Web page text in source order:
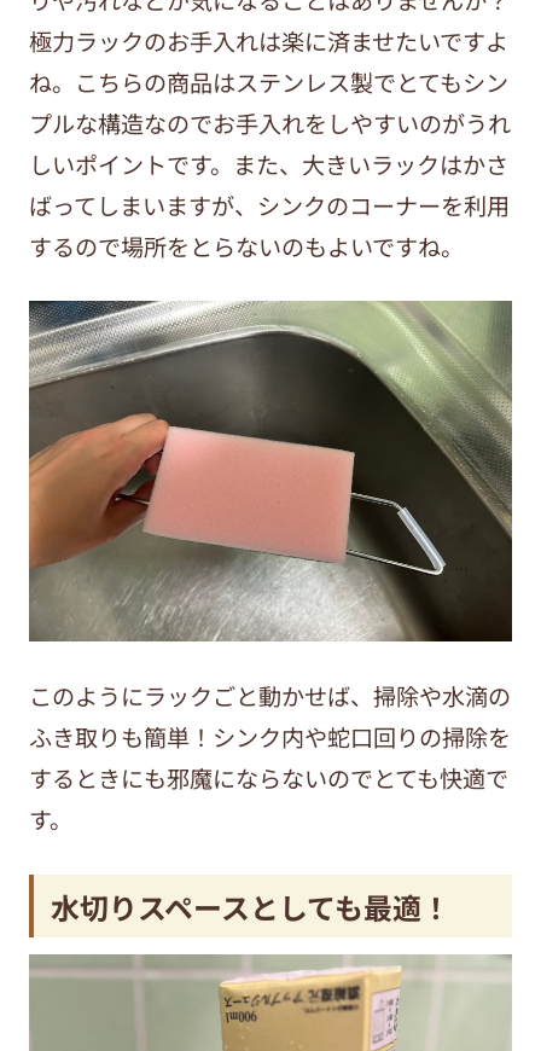
極力ラックのお手入れは楽に済ませたいですよ
ね。こちらの商品はステンレス製でとてもシン
プルな構造なのでお手入れをしやすいのがうれ
しいポイントです。また、大きいラックはかさ
ばってしまいますが、シンクのコーナーを利用
するので場所をとらないのもよいですね。
このようにラックごと動かせば、掃除や水滴の
ふき取りも簡単！シンク内や蛇口回りの掃除を
するときにも邪魔にならないのでとても快適で
す。
水切りスペースとしても最適！